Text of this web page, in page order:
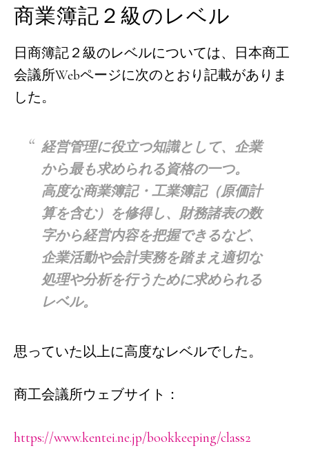
商業簿記２級のレベル
日商簿記２級のレベルについては、日本商工
会議所Webページに次のとおり記載がありま
した。
経営管理に役立つ知識として、企業
から最も求められる資格の一つ。
高度な商業簿記・工業簿記（原価計
算を含む）を修得し、財務諸表の数
字から経営内容を把握できるなど、
企業活動や会計実務を踏まえ適切な
処理や分析を行うために求められる
レベル。
思っていた以上に高度なレベルでした。
商工会議所ウェブサイト：
https://www.kentei.ne.jp/bookkeeping/class2